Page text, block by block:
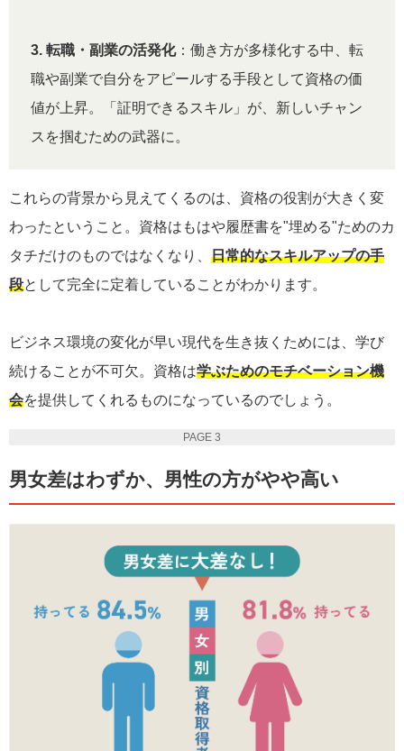
3. 転職・副業の活発化：働き方が多様化する中、転
職や副業で自分をアピールする手段として資格の価
値が上昇。「証明できるスキル」が、新しいチャン
スを掴むための武器に。
これらの背景から見えてくるのは、資格の役割が大きく変
わったということ。資格はもはや履歴書を"埋める"ためのカ
タチだけのものではなくなり、 日常的なスキルアップの手
段として完全に定着していることがわかります。
ビジネス環境の変化が早い現代を生き抜くためには、学び
続けることが不可欠。資格は学ぶためのモチベーション機
会を提供してくれるものになっているのでしょう。
PAGE 3
男女差はわずか、男性の方がやや高い